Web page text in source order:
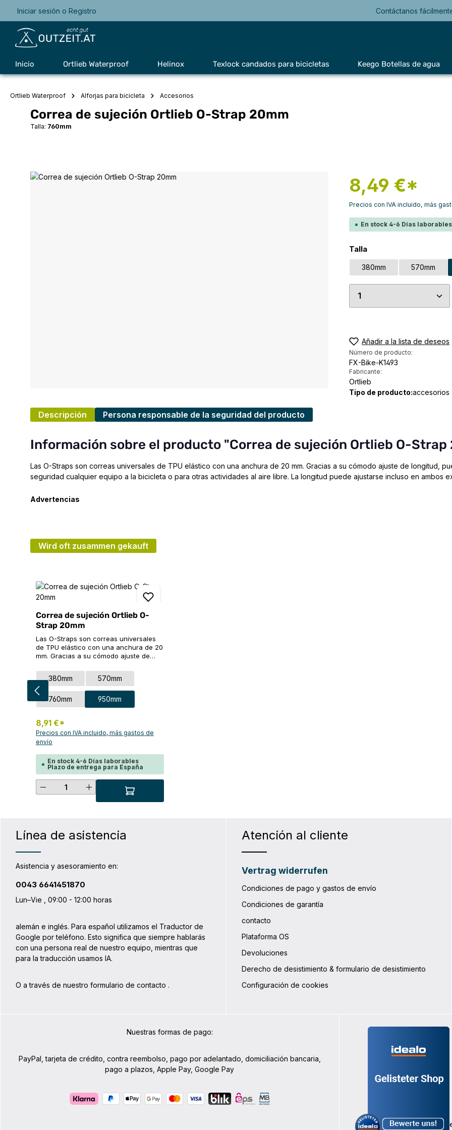
Saltar a la navegación principal
Iniciar sesión o Registro Contáctanos
Inicio Ortlieb Waterproof Helinox Texlock candados para bicicletas Keego Botellas de agua
Ortlieb Waterproof Alforjas para bicicleta Accesorios
Correa de sujeción Ortlieb O-Strap 20mm
Talla: 760mm
Omitir galería de imágenes 8,49 €*
Precios con IVA incluido, más
En stock 4-6 Días
Seleccione
Talla
380mm 570mm
Cantidad del
Añadir a la lista de deseos
Número de producto:
FX-Bike-K1493
Fabricante:
Ortlieb
Tipo de producto:accesorios
Descripción Persona responsable de la seguridad del producto
Información sobre el producto "Correa de sujeción Ortlieb O-Strap
Las O-Straps son correas universales de TPU elástico con una anchura de 20 mm. Gracias a su cómodo ajuste de longitud,
seguridad cualquier equipo a la bicicleta o para otras actividades al aire libre. La longitud puede ajustarse incluso en ambos
Advertencias
Wird oft zusammen gekauft
Correa de sujeción Ortlieb O-
Strap 20mm
Las O-Straps son correas universales
de TPU elástico con una anchura de 20
mm. Gracias a su cómodo ajuste de
formas para sujetar con seguridad
cualquier equipo a la bicicleta o para
otras actividades al aire libre. La
longitud puede ajustarse incluso en
ambos extremos de la correa.
Seleccione
Talla
380mm 570mm
760mm 950mm
8,91 €*
Precios con IVA incluido, más gastos de
envío
En stock 4-6 Días laborables
Plazo de entrega para España
Cantidad del producto: introduce la cantidad deseada o usa los
Línea de asistencia
Asistencia y asesoramiento en:
0043 6641451870
Lun–Vie , 09:00 - 12:00 horas
alemán e inglés. Para español utilizamos el Traductor de
Google por teléfono. Esto significa que siempre hablarás
con una persona real de nuestro equipo, mientras que
para la traducción usamos IA.
O a través de nuestro formulario de contacto .
Atención al cliente
Vertrag widerrufen
Condiciones de pago y gastos de envío
Condiciones de garantía
contacto
Plataforma OS
Devoluciones
Derecho de desistimiento & formulario de desistimiento
Configuración de cookies
Nuestras formas de pago:
PayPal, tarjeta de crédito, contra reembolso, pago por adelantado, domiciliación bancaria,
pago a plazos, Apple Pay, Google Pay